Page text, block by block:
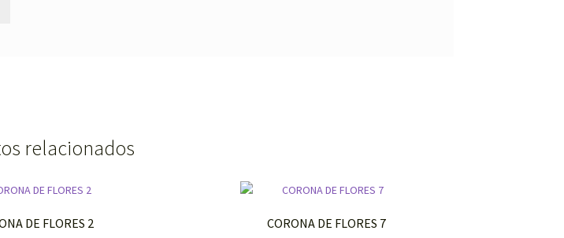
relacionados
DE FLORES 2 CORONA DE FLORES 7